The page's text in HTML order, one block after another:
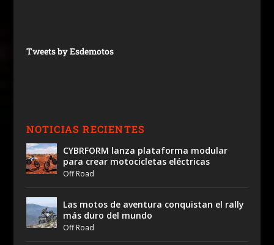
Tweets by Esdemotos
NOTICIAS RECIENTES
CYBRFORM lanza plataforma modular
para crear motocicletas eléctricas
Off Road
Las motos de aventura conquistan el rally
más duro del mundo
Off Road